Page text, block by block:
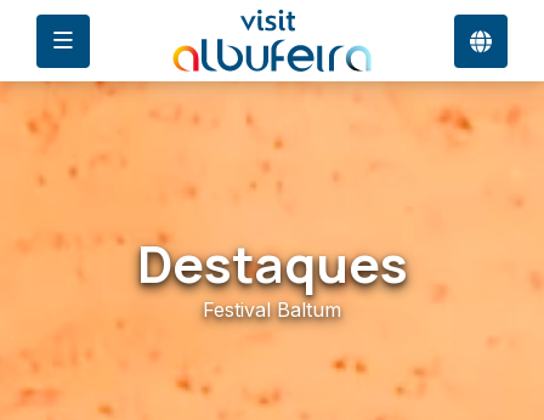
Destaques
Festival Baltum